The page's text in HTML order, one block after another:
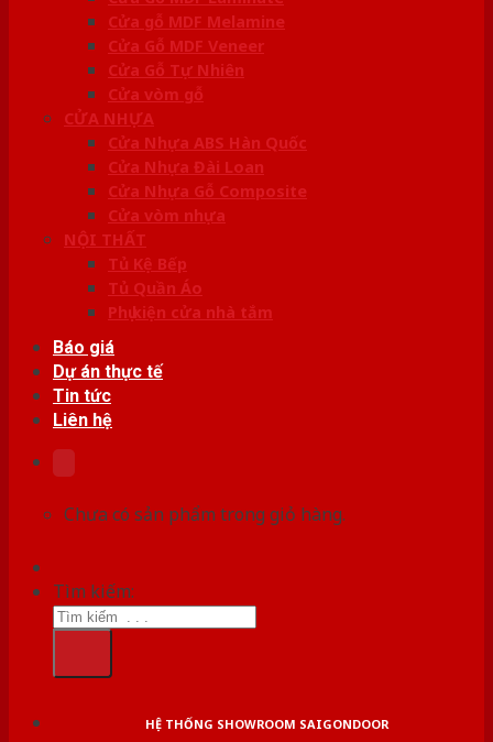
Cửa gỗ MDF Melamine
Cửa Gỗ MDF Veneer
Cửa Gỗ Tự Nhiên
Cửa vòm gỗ
CỬA NHỰA
Cửa Nhựa ABS Hàn Quốc
Cửa Nhựa Đài Loan
Cửa Nhựa Gỗ Composite
Cửa vòm nhựa
NỘI THẤT
Tủ Kệ Bếp
Tủ Quần Áo
Phụ kiện cửa nhà tắm
Báo giá
Dự án thực tế
Tin tức
Liên hệ
Chưa có sản phẩm trong giỏ hàng.
Tìm kiếm:
HỆ THỐNG SHOWROOM SAIGONDOOR